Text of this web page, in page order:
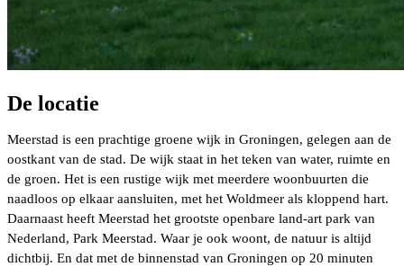
De locatie
Meerstad is een prachtige groene wijk in Groningen, gelegen aan de
oostkant van de stad. De wijk staat in het teken van water, ruimte en
de groen. Het is een rustige wijk met meerdere woonbuurten die
naadloos op elkaar aansluiten, met het Woldmeer als kloppend hart.
Daarnaast heeft Meerstad het grootste openbare land-art park van
Nederland, Park Meerstad. Waar je ook woont, de natuur is altijd
dichtbij. En dat met de binnenstad van Groningen op 20 minuten